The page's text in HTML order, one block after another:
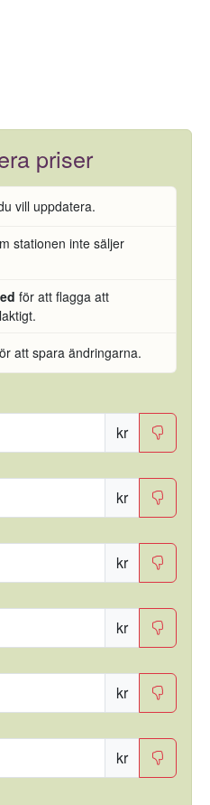
priser
vill uppdatera.
stationen inte säljer
för att flagga att
att spara ändringarna.
kr
kr
kr
kr
kr
kr